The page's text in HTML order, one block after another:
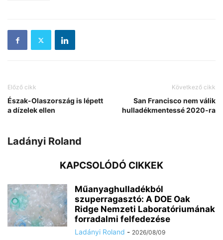
Előző cikk
Észak-Olaszország is lépett
a dízelek ellen
Következő cikk
San Francisco nem válik
hulladékmentessé 2020-ra
Ladányi Roland
KAPCSOLÓDÓ CIKKEK
Műanyaghulladékból
szuperragasztó: A DOE Oak
Ridge Nemzeti Laboratóriumának
forradalmi felfedezése
Ladányi Roland - 2026/08/09